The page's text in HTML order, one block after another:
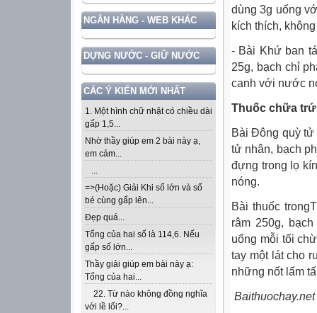
NGÂN HÀNG - WEB KHÁC
DỰNG NƯỚC - GIỮ NƯỚC
CÁC Ý KIẾN MỚI NHẤT
1. Một hình chữ nhật có chiều dài
gấp 1,5...
Nhờ thầy giúp em 2 bài này ạ,
em cảm...
...
=>(Hoặc) Giải Khi số lớn và số
bé cùng gấp lên...
Đẹp quá...
Tổng của hai số là 114,6. Nếu
gấp số lớn...
Thầy giải giúp em bài này ạ:
Tổng của hai...
22. Từ nào không đồng nghĩa
với lề lối?...
dùng 3g uống
kích thích,
- Bài Khứ ban
25g, bạch chỉ
canh với nước
Thuốc chữa
Bài Đông quỳ
tử nhân, bạch
đựng trong lọ
nóng.
Bài thuốc
râm 250g,
uống mỗi tối
tay một lát cho
những nốt lấm
Baithuochay.net